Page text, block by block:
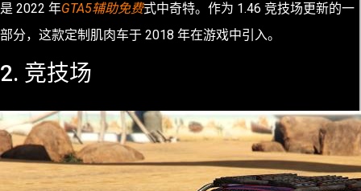
是 2022 年GTA5辅助免费式中奇特。作为 1.46 竞技场更新的一
部分，这款定制肌肉车于 2018 年在游戏中引入。
2. 竞技场